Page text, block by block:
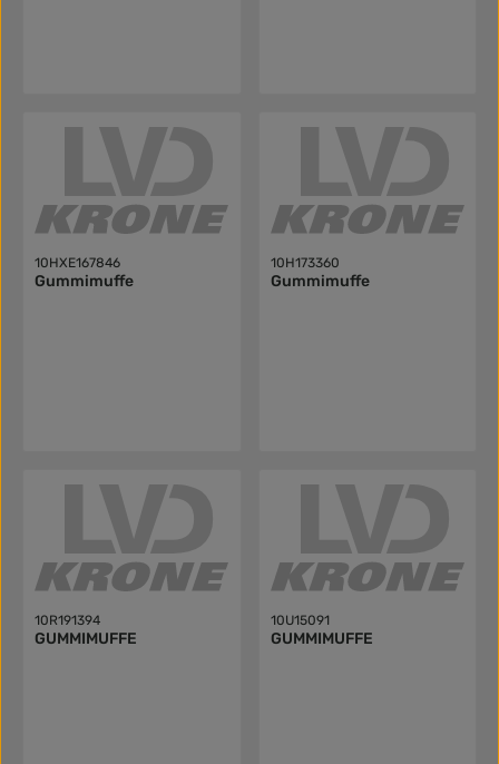
10HXE167846
Gummimuffe
10H173360
Gummimuffe
10R191394
GUMMIMUFFE
10U15091
GUMMIMUFFE